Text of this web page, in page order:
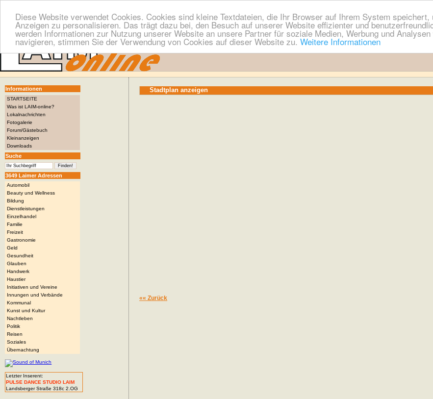
Diese Website verwendet Cookies. Cookies sind kleine Textdateien, die Ihr Browser auf Ihrem System speichert,
Anzeigen zu personalisieren. Das trägt dazu bei, den Besuch auf unserer Website effizienter und
werden Informationen zur Nutzung unserer Website an unsere Partner für soziale Medien, Werbung und
navigieren, stimmen Sie der Verwendung von Cookies auf dieser Website zu. Weitere Informationen
Informationen
STARTSEITE
Was ist LAIM-online?
Lokalnachrichten
Fotogalerie
Forum/Gästebuch
Kleinanzeigen
Downloads
Suche
3649 Laimer Adressen
Automobil
Beauty und Wellness
Bildung
Dienstleistungen
Einzelhandel
Familie
Freizeit
Gastronomie
Geld
Gesundheit
Glauben
Handwerk
Haustier
Initiativen und Vereine
Innungen und Verbände
Kommunal
Kunst und Kultur
Nachtleben
Politik
Reisen
Soziales
Übernachtung
Letzter Inserent:
PULSE DANCE STUDIO LAIM
Landsberger Straße 318c 2.OG
Stadtplan anzeigen
«« Zurück